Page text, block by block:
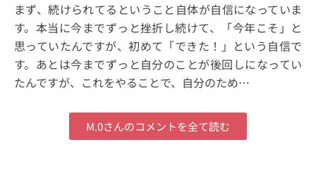
まず、続けられてるということ自体が自信になっていま
す。本当に今までずっと挫折し続けて、「今年こそ」と
思っていたんですが、初めて「できた！」という自信で
す。あとは今までずっと自分のことが後回しになってい
たんですが、これをやることで、自分のため…
M.0さんのコメントを全て読む